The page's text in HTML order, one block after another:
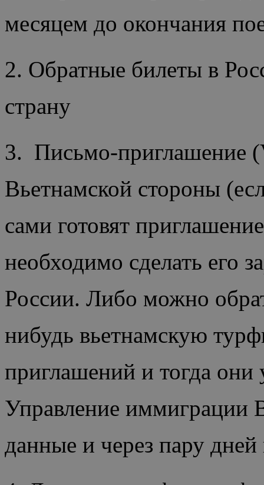
месяцем до окончания
2. Обратные билеты в
страну
3. Письмо-приглашение
Вьетнамской стороны
сами готовят
необходимо сделать его
России. Либо можно
нибудь вьетнамскую
приглашений и тогда они
Управление иммиграции
данные и через пару